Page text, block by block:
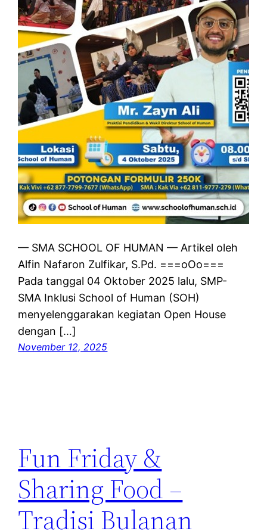
— SMA SCHOOL OF HUMAN — Artikel oleh
Alfin Nafaron Zulfikar, S.Pd. ===oOo===
Pada tanggal 04 Oktober 2025 lalu, SMP-
SMA Inklusi School of Human (SOH)
menyelenggarakan kegiatan Open House
dengan […]
November 12, 2025
Fun Friday &
Sharing Food –
Tradisi Bulanan